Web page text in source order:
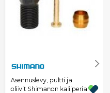
Asennuslevy, pultti ja
oliivit Shimanon kaliiperia